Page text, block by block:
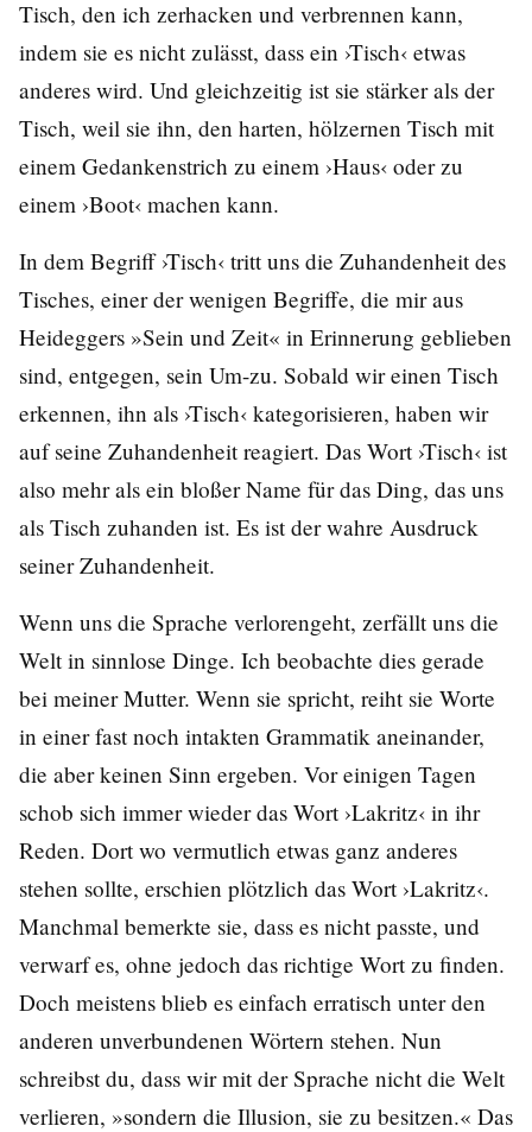
Tisch, den ich zerhacken und verbrennen kann,
indem sie es nicht zulässt, dass ein ›Tisch‹ etwas
anderes wird. Und gleichzeitig ist sie stärker als der
Tisch, weil sie ihn, den harten, hölzernen Tisch mit
einem Gedankenstrich zu einem ›Haus‹ oder zu
einem ›Boot‹ machen kann.
In dem Begriff ›Tisch‹ tritt uns die Zuhandenheit des
Tisches, einer der wenigen Begriffe, die mir aus
Heideggers »Sein und Zeit« in Erinnerung geblieben
sind, entgegen, sein Um-zu. Sobald wir einen Tisch
erkennen, ihn als ›Tisch‹ kategorisieren, haben wir
auf seine Zuhandenheit reagiert. Das Wort ›Tisch‹ ist
also mehr als ein bloßer Name für das Ding, das uns
als Tisch zuhanden ist. Es ist der wahre Ausdruck
seiner Zuhandenheit.
Wenn uns die Sprache verlorengeht, zerfällt uns die
Welt in sinnlose Dinge. Ich beobachte dies gerade
bei meiner Mutter. Wenn sie spricht, reiht sie Worte
in einer fast noch intakten Grammatik aneinander,
die aber keinen Sinn ergeben. Vor einigen Tagen
schob sich immer wieder das Wort ›Lakritz‹ in ihr
Reden. Dort wo vermutlich etwas ganz anderes
stehen sollte, erschien plötzlich das Wort ›Lakritz‹.
Manchmal bemerkte sie, dass es nicht passte, und
verwarf es, ohne jedoch das richtige Wort zu finden.
Doch meistens blieb es einfach erratisch unter den
anderen unverbundenen Wörtern stehen. Nun
schreibst du, dass wir mit der Sprache nicht die Welt
verlieren, »sondern die Illusion, sie zu besitzen.« Das